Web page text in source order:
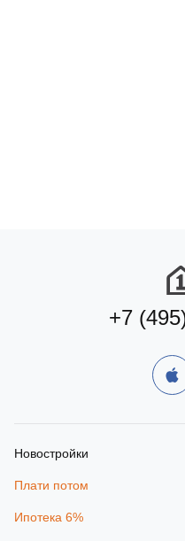
+7
Новостройки
Плати потом
Ипотека 6%